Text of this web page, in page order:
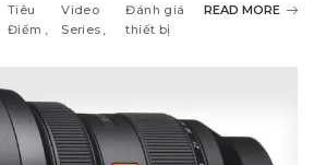
Tiêu
Điểm
Video
Series
Đánh giá
thiết bị
READ MORE